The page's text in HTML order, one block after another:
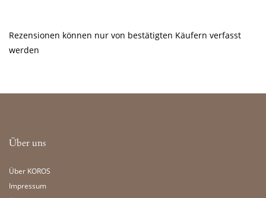
Rezensionen können nur von bestätigten Käufern verfasst
werden
Über uns
Über KOROS
Impressum